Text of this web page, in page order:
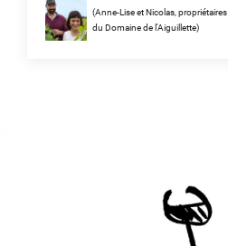
(Anne-Lise et Nicolas, propriétaires
du Domaine de l'Aiguillette)